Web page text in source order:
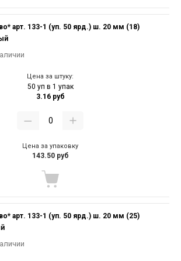
арт. 133-1 (уп. 50 ярд.) ш. 20 мм (18)
Цена за штуку:
50 уп в 1 упак
3.16 руб
Цена за упаковку
143.50 руб
арт. 133-1 (уп. 50 ярд.) ш. 20 мм (25)